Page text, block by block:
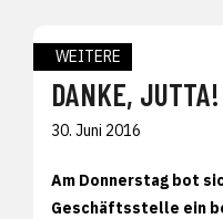
WEITERE
DANKE, JUTTA!
30. Juni 2016
Am Donnerstag bot
Geschäftsstelle ein